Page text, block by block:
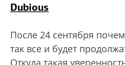
Dubious
После 24 сентября
так все и будет